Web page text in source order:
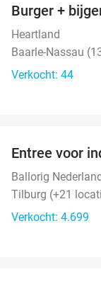
Burger +
Heartland
Baarle-Nassau
Verkocht: 44
Entree voor
Ballorig
Tilburg (+21
Verkocht: 4.699